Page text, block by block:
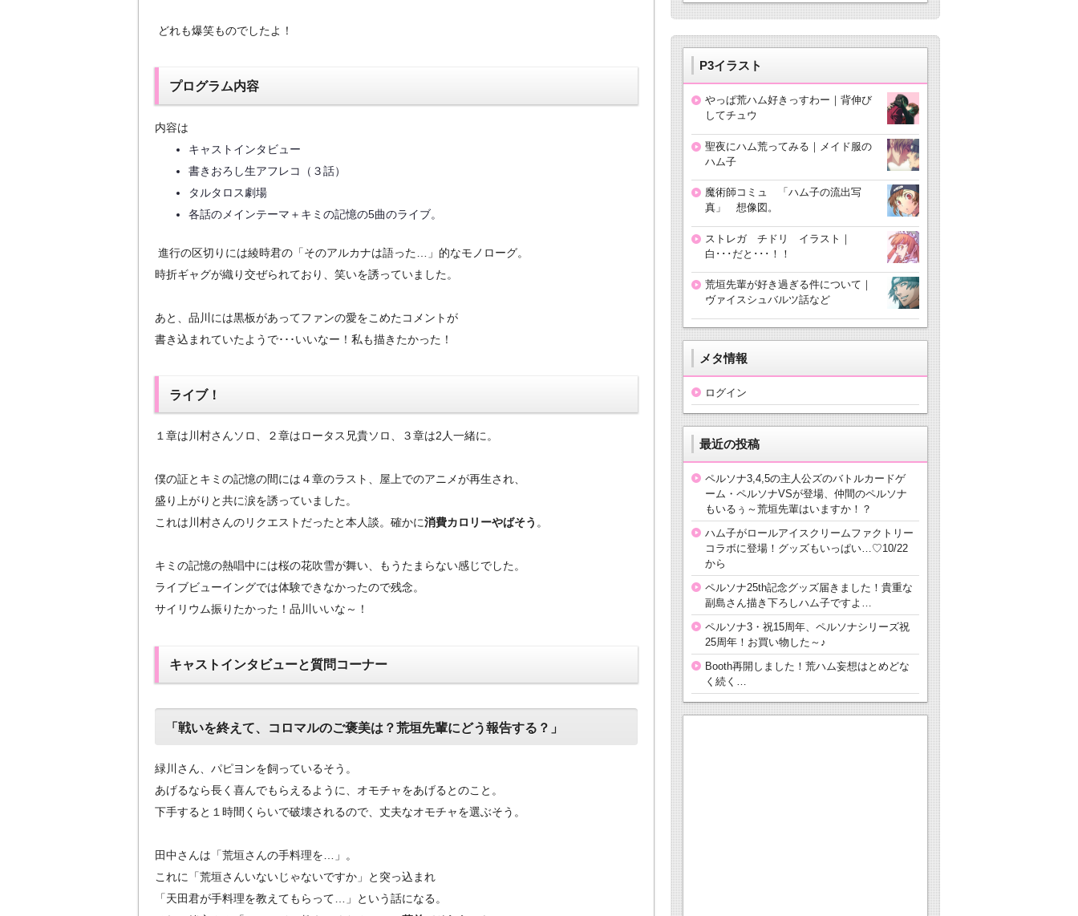
どれも爆笑ものでしたよ！
プログラム内容
内容は
キャストインタビュー
書きおろし生アフレコ（３話）
タルタロス劇場
各話のメインテーマ＋キミの記憶の5曲のライブ。
進行の区切りには綾時君の「そのアルカナは語った…」的なモノローグ。
時折ギャグが織り交ぜられており、笑いを誘っていました。
あと、品川には黒板があってファンの愛をこめたコメントが
書き込まれていたようで･･･いいなー！私も描きたかった！
ライブ！
１章は川村さんソロ、２章はロータス兄貴ソロ、３章は2人一緒に。
僕の証とキミの記憶の間には４章のラスト、屋上でのアニメが再生され、
盛り上がりと共に涙を誘っていました。
これは川村さんのリクエストだったと本人談。確かに消費カロリーやばそう 。
キミの記憶の熱唱中には桜の花吹雪が舞い、もうたまらない感じでした。
ライブビューイングでは体験できなかったので残念。
サイリウム振りたかった！品川いいな～！
キャストインタビューと質問コーナー
「戦いを終えて、コロマルのご褒美は？荒垣先輩にどう報告する？」
緑川さん、パピヨンを飼っているそう。
あげるなら長く喜んでもらえるように、オモチャをあげるとのこと。
下手すると１時間くらいで破壊されるので、丈夫なオモチャを選ぶそう。
田中さんは「荒垣さんの手料理を…」 。
これに「荒垣さんいないじゃないですか」と突っ込まれ
「天田君が手料理を教えてもらって…」という話になる。
P3イラスト
やっぱ荒ハム好きっすわー｜背伸び
してチュウ
聖夜にハム荒ってみる｜メイド服の
ハム子
魔術師コミュ 「ハム子の流出写
真」 想像図。
ストレガ チドリ イラスト｜
白･･･だと･･･！！
荒垣先輩が好き過ぎる件について｜
ヴァイスシュバルツ話など
メタ情報
ログイン
最近の投稿
ペルソナ3,4,5の主人公ズのバトルカードゲ
ーム・ペルソナVSが登場、仲間のペルソナ
もいるぅ～荒垣先輩はいますか！？
ハム子がロールアイスクリームファクトリー
コラボに登場！グッズもいっぱい…♡10/22
から
ペルソナ25th記念グッズ届きました！貴重な
副島さん描き下ろしハム子ですよ…
ペルソナ3・祝15周年、ペルソナシリーズ祝
25周年！お買い物した～♪
Booth再開しました！荒ハム妄想はとめどな
く続く…